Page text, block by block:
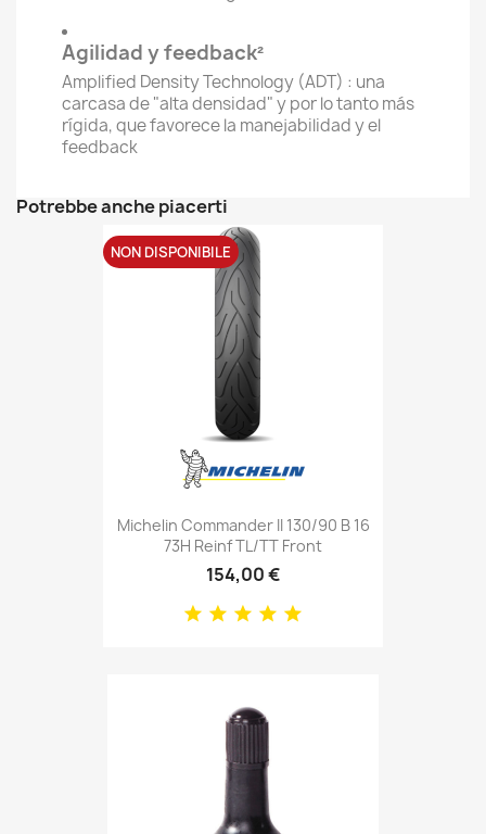
Agilidad y feedback²
Amplified Density Technology (ADT) : una
carcasa de "alta densidad" y por lo tanto más
rígida, que favorece la manejabilidad y el
feedback
Potrebbe anche piacerti
Michelin Commander II 130/90 B 16
73H Reinf TL/TT Front
154,00 €
NON DISPONIBILE